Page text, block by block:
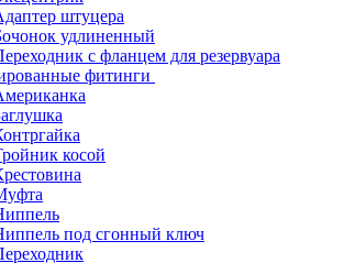
штуцера
удлиненный
с фланцем для резервуара
фитинги
косой
под сгонный ключ